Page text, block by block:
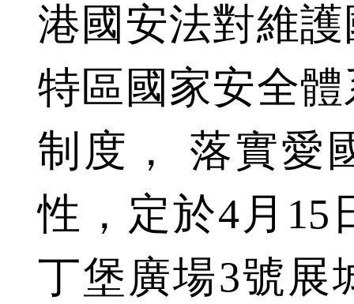
港國安法對維
特區國家安全
制度， 落實愛
性，定於4月15
丁堡廣場3號展